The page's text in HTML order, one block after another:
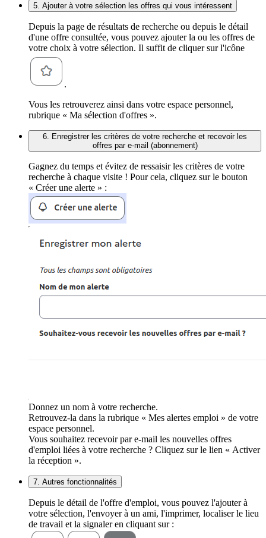
5. Ajouter à votre sélection les offres qui vous intéressent
Depuis la page de résultats de recherche ou depuis le détail
d'une offre consultée, vous pouvez ajouter la ou les offres de
votre choix à votre sélection. Il suffit de cliquer sur l'icône
.
Vous les retrouverez ainsi dans votre espace personnel,
rubrique « Ma sélection d'offres ».
6. Enregistrer les critères de votre recherche et recevoir les
offres par e-mail (abonnement)
Gagnez du temps et évitez de ressaisir les critères de votre
recherche à chaque visite ! Pour cela, cliquez sur le bouton
« Créer une alerte » :
Donnez un nom à votre recherche.
Retrouvez-la dans la rubrique « Mes alertes emploi » de votre
espace personnel.
Vous souhaitez recevoir par e-mail les nouvelles offres
d'emploi liées à votre recherche ? Cliquez sur le lien « Activer
la réception ».
7. Autres fonctionnalités
Depuis le détail de l'offre d'emploi, vous pouvez l'ajouter à
votre sélection, l'envoyer à un ami, l'imprimer, localiser le lieu
de travail et la signaler en cliquant sur :